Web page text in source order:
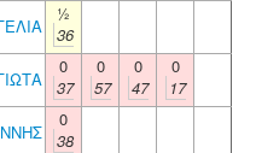
½
36
0
37
0
57
0
47
0
17
0
38